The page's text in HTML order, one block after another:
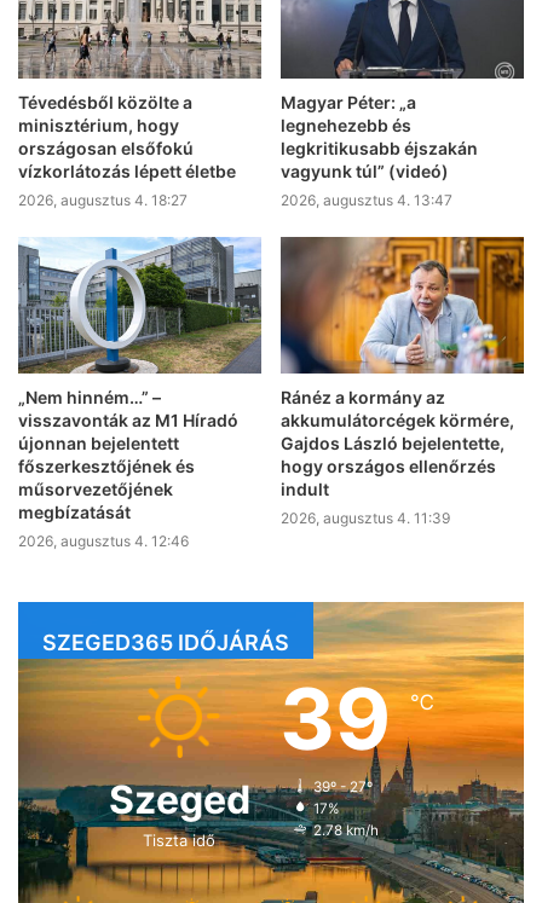
Tévedésből közölte a
minisztérium, hogy
országosan elsőfokú
vízkorlátozás lépett életbe
2026, augusztus 4. 18:27
Magyar Péter: „a
legnehezebb és
legkritikusabb éjszakán
vagyunk túl” (videó)
2026, augusztus 4. 13:47
„Nem hinném…” –
visszavonták az M1 Híradó
újonnan bejelentett
főszerkesztőjének és
műsorvezetőjének
megbízatását
2026, augusztus 4. 12:46
Ránéz a kormány az
akkumulátorcégek körmére,
Gajdos László bejelentette,
hogy országos ellenőrzés
indult
2026, augusztus 4. 11:39
SZEGED365 IDŐJÁRÁS
Szeged
Tiszta idő
39℃
39º - 27º
17%
2.78 km/h